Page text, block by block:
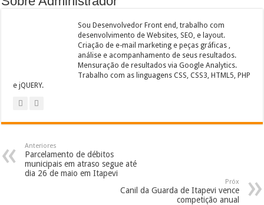
Sou Desenvolvedor Front end, trabalho com
desenvolvimento de Websites, SEO, e layout.
Criação de e-mail marketing e peças gráficas ,
análise e acompanhamento de seus resultados.
Mensuração de resultados via Google Analytics.
Trabalho com as linguagens CSS, CSS3, HTML5, PHP
e jQUERY.
Anteriores
Parcelamento de débitos
municipais em atraso segue até
dia 26 de maio em Itapevi
Próx
Canil da Guarda de Itapevi vence
competição anual